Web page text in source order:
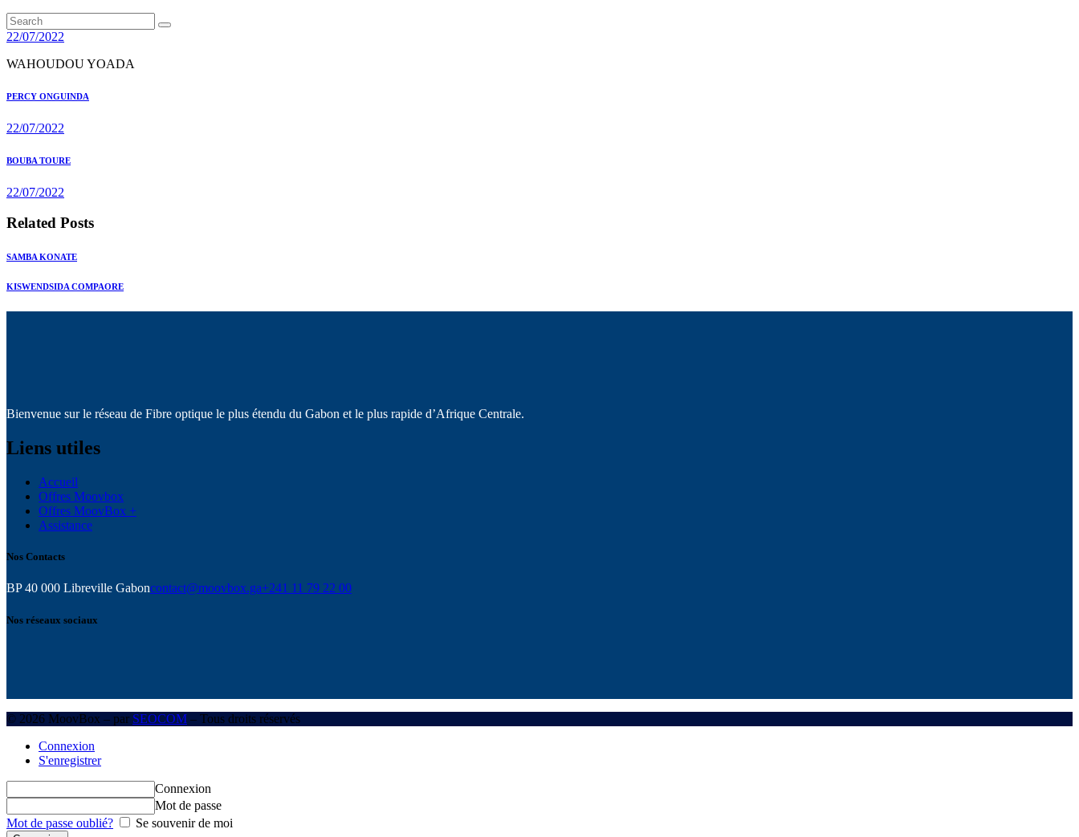
22/07/2022
WAHOUDOU YOADA
Navigation
de
Previous
PERCY ONGUINDA
22/07/2022
Next
BOUBA TOURE
22/07/2022
Related Posts
SAMBA KONATE
KISWENDSIDA COMPAORE
Bienvenue sur le réseau de Fibre optique le plus étendu du Gabon et le plus rapide d’Afrique Centrale.
Liens utiles
Accueil
Offres Moovbox
Offres MoovBox +
Assistance
Nos Contacts
BP 40 000 Libreville Gaboncontact@moovbox.ga+241 11 79 22 00
Nos réseaux sociaux
© 2026 MoovBox – par SEOCOM – Tous droits réservés
Connexion
S'enregistrer
Connexion
Mot de passe
Mot de passe oublié?
Se souvenir de moi